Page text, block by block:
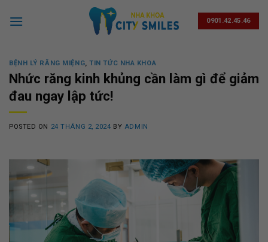
0901.42.45.46
BỆNH LÝ RĂNG MIỆNG,TIN TỨC NHA KHOA
Nhức răng kinh khủng cần làm gì để giảm
đau ngay lập tức!
POSTED ON 24 THÁNG 2, 2024 BY ADMIN